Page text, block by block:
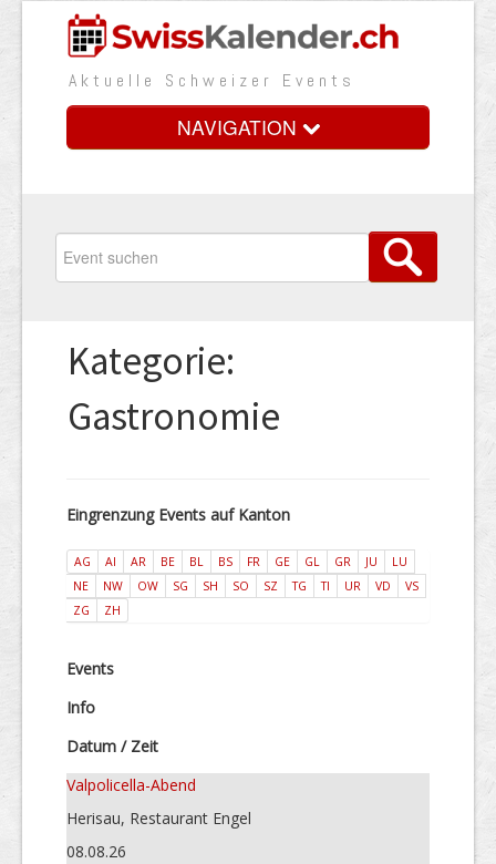
Aktuelle Schweizer Events
NAVIGATION
Vorteile
Medienbooster
Event erfassen
Kategorie:
Gastronomie
Eingrenzung Events auf Kanton
AG AI AR BE BL BS FR GE GL GR JU
LU
NE
NW OW SG SH SO SZ TG TI UR VD
VS
ZG
ZH
Events
Info
Datum / Zeit
Valpolicella-Abend
Herisau, Restaurant Engel
08.08.26